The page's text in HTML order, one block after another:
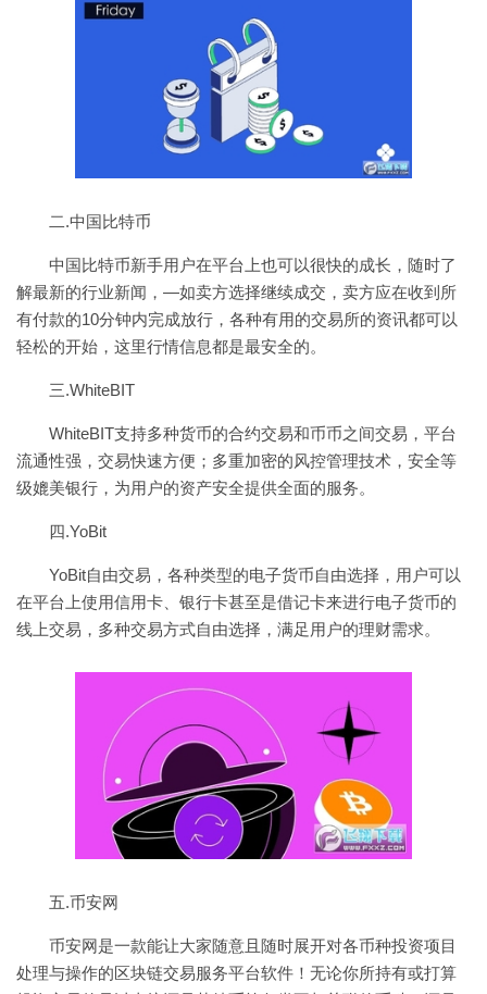
二.中国比特币
中国比特币新手用户在平台上也可以很快的成长，随时了
解最新的行业新闻，—如卖方选择继续成交，卖方应在收到所
有付款的10分钟内完成放行，各种有用的交易所的资讯都可以
轻松的开始，这里行情信息都是最安全的。
三.WhiteBIT
WhiteBIT支持多种货币的合约交易和币币之间交易，平台
流通性强，交易快速方便；多重加密的风控管理技术，安全等
级媲美银行，为用户的资产安全提供全面的服务。
四.YoBit
YoBit自由交易，各种类型的电子货币自由选择，用户可以
在平台上使用信用卡、银行卡甚至是借记卡来进行电子货币的
线上交易，多种交易方式自由选择，满足用户的理财需求。
五.币安网
币安网是一款能让大家随意且随时展开对各币种投资项目
处理与操作的区块链交易服务平台软件！无论你所持有或打算